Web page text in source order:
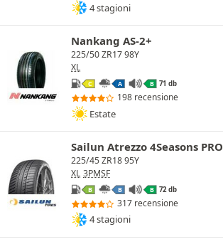
4 stagioni
Nankang AS-2+
225/50 ZR17 98Y
XL
C A B 71 db
198 recensione
Estate
Sailun Atrezzo 4Seasons PRO
225/45 ZR18 95Y
XL 3PMSF
B B B 72 db
317 recensione
4 stagioni